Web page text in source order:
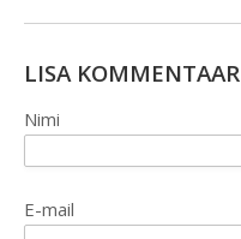
LISA KOMMENTAAR
Nimi
E-mail